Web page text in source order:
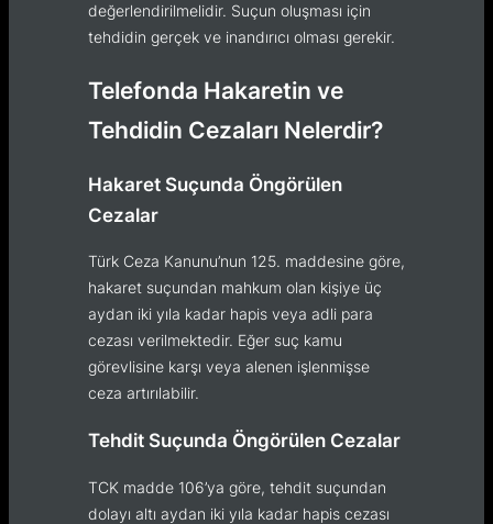
değerlendirilmelidir. Suçun oluşması için
tehdidin gerçek ve inandırıcı olması gerekir.
Telefonda Hakaretin ve
Tehdidin Cezaları Nelerdir?
Hakaret Suçunda Öngörülen
Cezalar
Türk Ceza Kanunu’nun 125. maddesine göre,
hakaret suçundan mahkum olan kişiye üç
aydan iki yıla kadar hapis veya adli para
cezası verilmektedir. Eğer suç kamu
görevlisine karşı veya alenen işlenmişse
ceza artırılabilir.
Tehdit Suçunda Öngörülen Cezalar
TCK madde 106’ya göre, tehdit suçundan
dolayı altı aydan iki yıla kadar hapis cezası